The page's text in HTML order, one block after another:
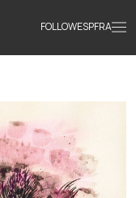
FOLLOWESPFRA